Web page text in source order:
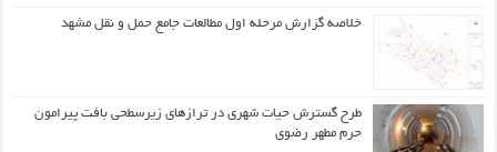
خلاصه گزارش مرحله اول مطالعات جامع حمل و نقل مشهد
طرح گسترش حیات شهري در ترازهاي زیرسطحی بافت پیرامون
حرم مطهر رضوي